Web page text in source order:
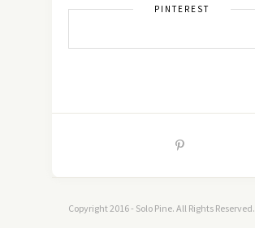
PINTEREST
Copyright 2016 - Solo Pine. All Rights Reserved.